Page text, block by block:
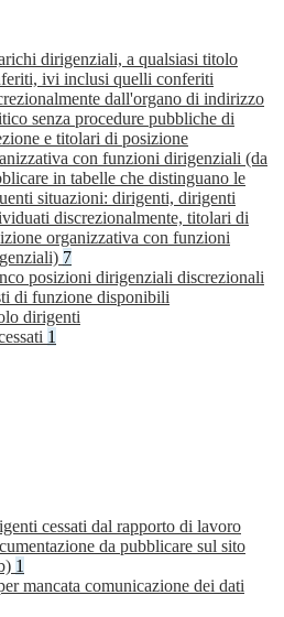
dirigenziali, a qualsiasi titolo
ivi inclusi quelli conferiti
dall'organo di indirizzo
senza procedure pubbliche di
e titolari di posizione
con funzioni dirigenziali (da
in tabelle che distinguano le
situazioni: dirigenti, dirigenti
discrezionalmente, titolari di
organizzativa con funzioni
7
posizioni dirigenziali discrezionali
di funzione disponibili
dirigenti
1
cessati dal rapporto di lavoro
da pubblicare sul sito
1
mancata comunicazione dei dati